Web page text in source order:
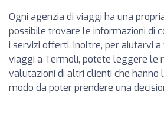
Ogni agenzia di viaggi ha una
possibile trovare le informazioni di
i servizi offerti. Inoltre, per aiutarvi
viaggi a Termoli, potete leggere le
valutazioni di altri clienti che hanno
modo da poter prendere una